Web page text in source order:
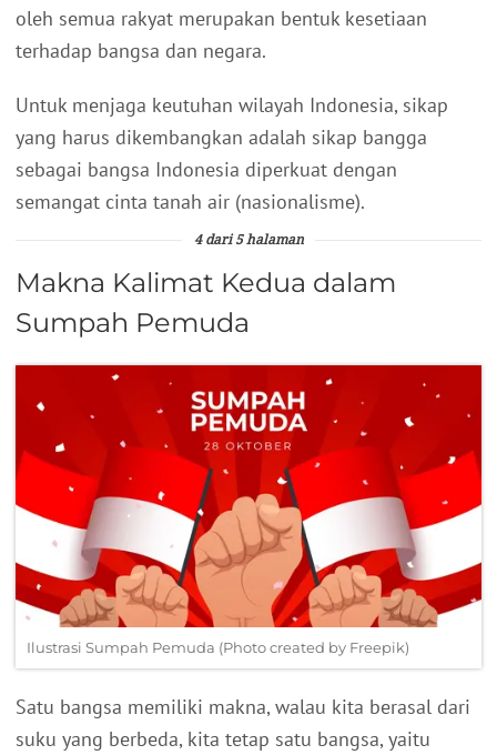
oleh semua rakyat merupakan bentuk kesetiaan
terhadap bangsa dan negara.
Untuk menjaga keutuhan wilayah Indonesia, sikap
yang harus dikembangkan adalah sikap bangga
sebagai bangsa Indonesia diperkuat dengan
semangat cinta tanah air (nasionalisme).
4 dari 5 halaman
Makna Kalimat Kedua dalam
Sumpah Pemuda
Ilustrasi Sumpah Pemuda (Photo created by Freepik)
Satu bangsa memiliki makna, walau kita berasal dari
suku yang berbeda, kita tetap satu bangsa, yaitu